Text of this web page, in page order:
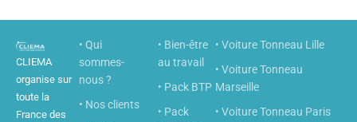
CLIEMA
organise sur
toute la
France des
• Qui
sommes-
nous ?
• Nos clients
• Bien-être
au travail
• Pack BTP
• Pack
• Voiture Tonneau Lille
• Voiture Tonneau
Marseille
• Voiture Tonneau Paris